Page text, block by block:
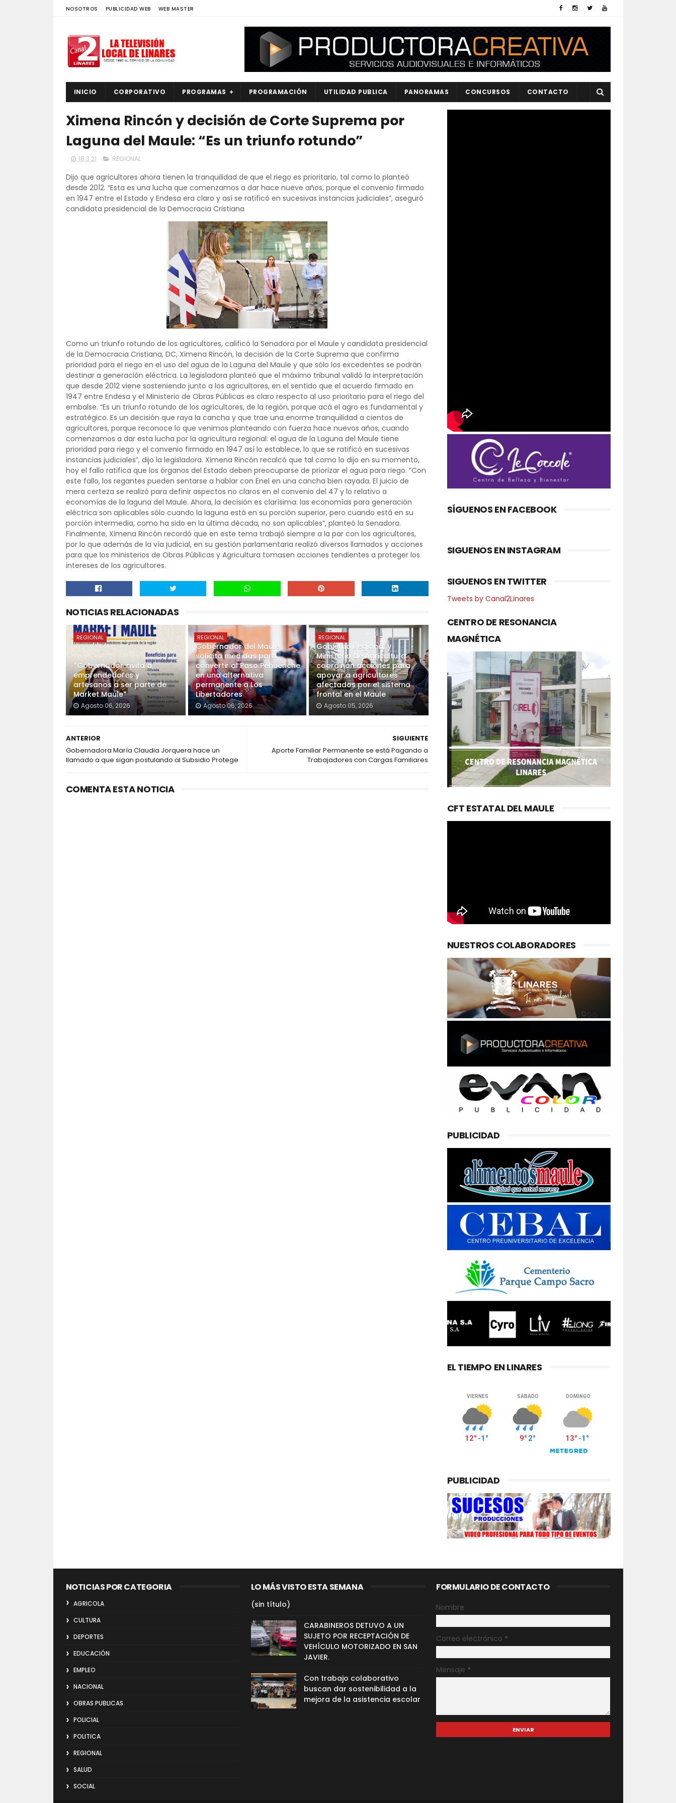
NOSOTROS PUBLICIDAD WEB WEB MASTER
INICIO CORPORATIVO PROGRAMAS PROGRAMACIÓN UTILIDAD PUBLICA PANORAMAS CONCURSOS CONTACTO
Ximena Rincón y decisión de Corte Suprema por
Laguna del Maule: “Es un triunfo rotundo”
18.3.21 REGIONAL
Dijo que agricultores ahora tienen la tranquilidad de que el riego es prioritario, tal como lo planteó
desde 2012. “Esta es una lucha que comenzamos a dar hace nueve años, porque el convenio firmado
en 1947 entre el Estado y Endesa era claro y así se ratificó en sucesivas instancias judiciales”, aseguró
candidata presidencial de la Democracia Cristiana
Como un triunfo rotundo de los agricultores, calificó la Senadora por el Maule y candidata presidencial
de la Democracia Cristiana, DC, Ximena Rincón, la decisión de la Corte Suprema que confirma
prioridad para el riego en el uso del agua de la Laguna del Maule y que sólo los excedentes se podrán
destinar a generación eléctrica. La legisladora planteó que el máximo tribunal validó la interpretación
que desde 2012 viene sosteniendo junto a los agricultores, en el sentido que el acuerdo firmado en
1947 entre Endesa y el Ministerio de Obras Públicas es claro respecto al uso prioritario para el riego del
embalse. “Es un triunfo rotundo de los agricultores, de la región, porque acá el agro es fundamental y
estratégico. Es un decisión que raya la cancha y que trae una enorme tranquilidad a cientos de
agricultores, porque reconoce lo que venimos planteando con fuerza hace nuevos años, cuando
comenzamos a dar esta lucha por la agricultura regional: el agua de la Laguna del Maule tiene
prioridad para riego y el convenio firmado en 1947 así lo establece, lo que se ratificó en sucesivas
instancias judiciales”, dijo la legisladora. Ximena Rincón recalcó que tal como lo dijo en su momento,
hoy el fallo ratifica que los órganos del Estado deben preocuparse de priorizar el agua para riego. “Con
este fallo, los regantes pueden sentarse a hablar con Enel en una cancha bien rayada. El juicio de
mera certeza se realizó para definir aspectos no claros en el convenio del 47 y lo relativo a
economías de la laguna del Maule. Ahora, la decisión es clarísima: las economías para generación
eléctrica son aplicables sólo cuando la laguna está en su porción superior, pero cuando está en su
porción intermedia, como ha sido en la última década, no son aplicables”, planteó la Senadora.
Finalmente, Ximena Rincón recordó que en este tema trabajó siempre a la par con los agricultores,
por lo que además de la vía judicial, en su gestión parlamentaria realizó diversos llamados y acciones
para que los ministerios de Obras Públicas y Agricultura tomasen acciones tendientes a proteger los
intereses de los agricultores.
NOTICIAS RELACIONADAS
REGIONAL
*Gobernador invita a
emprendedores y
artesanos a ser parte de
Market Maule*
Agosto 06, 2026
REGIONAL
Gobernador del Maule
solicita medidas para
convertir al Paso Pehuenche
en una alternativa
permanente a Los
Libertadores
Agosto 06, 2026
REGIONAL
Gobierno Regional y
Ministerio de Agricultura
coordinan acciones para
apoyar a agricultores
afectados por el sistema
frontal en el Maule
Agosto 05, 2026
SIGUIENTE
Aporte Familiar Permanente se está Pagando a
Trabajadores con Cargas Familiares
ANTERIOR
Gobernadora María Claudia Jorquera hace un
llamado a que sigan postulando al Subsidio Protege
COMENTA ESTA NOTICIA
SÍGUENOS EN FACEBOOK
SIGUENOS EN INSTAGRAM
SIGUENOS EN TWITTER
Tweets by Canal2Linares
CENTRO DE RESONANCIA
MAGNÉTICA
CFT ESTATAL DEL MAULE
NUESTROS COLABORADORES
PUBLICIDAD
EL TIEMPO EN LINARES
PUBLICIDAD
NOTICIAS POR CATEGORIA
AGRICOLA
CULTURA
DEPORTES
EDUCACIÓN
EMPLEO
NACIONAL
OBRAS PUBLICAS
POLICIAL
POLITICA
REGIONAL
SALUD
SOCIAL
LO MÁS VISTO ESTA SEMANA
(sin título)
CARABINEROS DETUVO A UN
SUJETO POR RECEPTACIÓN DE
VEHÍCULO MOTORIZADO EN SAN
JAVIER.
Con trabajo colaborativo
buscan dar sostenibilidad a la
mejora de la asistencia escolar
FORMULARIO DE CONTACTO
Nombre
Correo electrónico *
Mensaje *